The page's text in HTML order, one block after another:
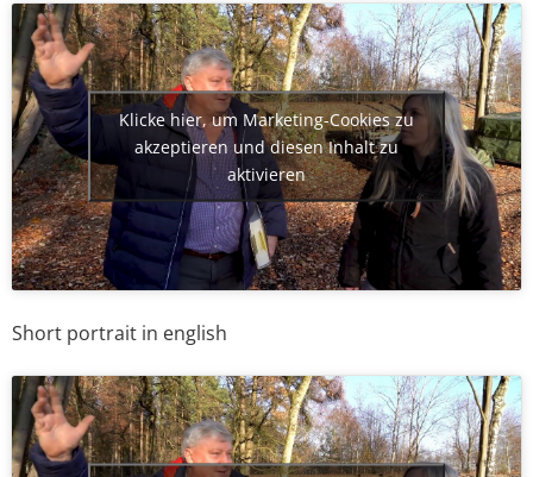
Klicke hier, um Marketing-Cookies zu
akzeptieren und diesen Inhalt zu
aktivieren
Short portrait in english